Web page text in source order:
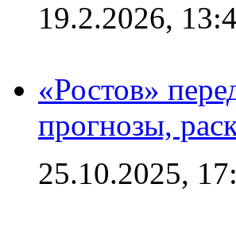
19.2.2026,
«Ростов»
прогнозы,
25.10.2025,